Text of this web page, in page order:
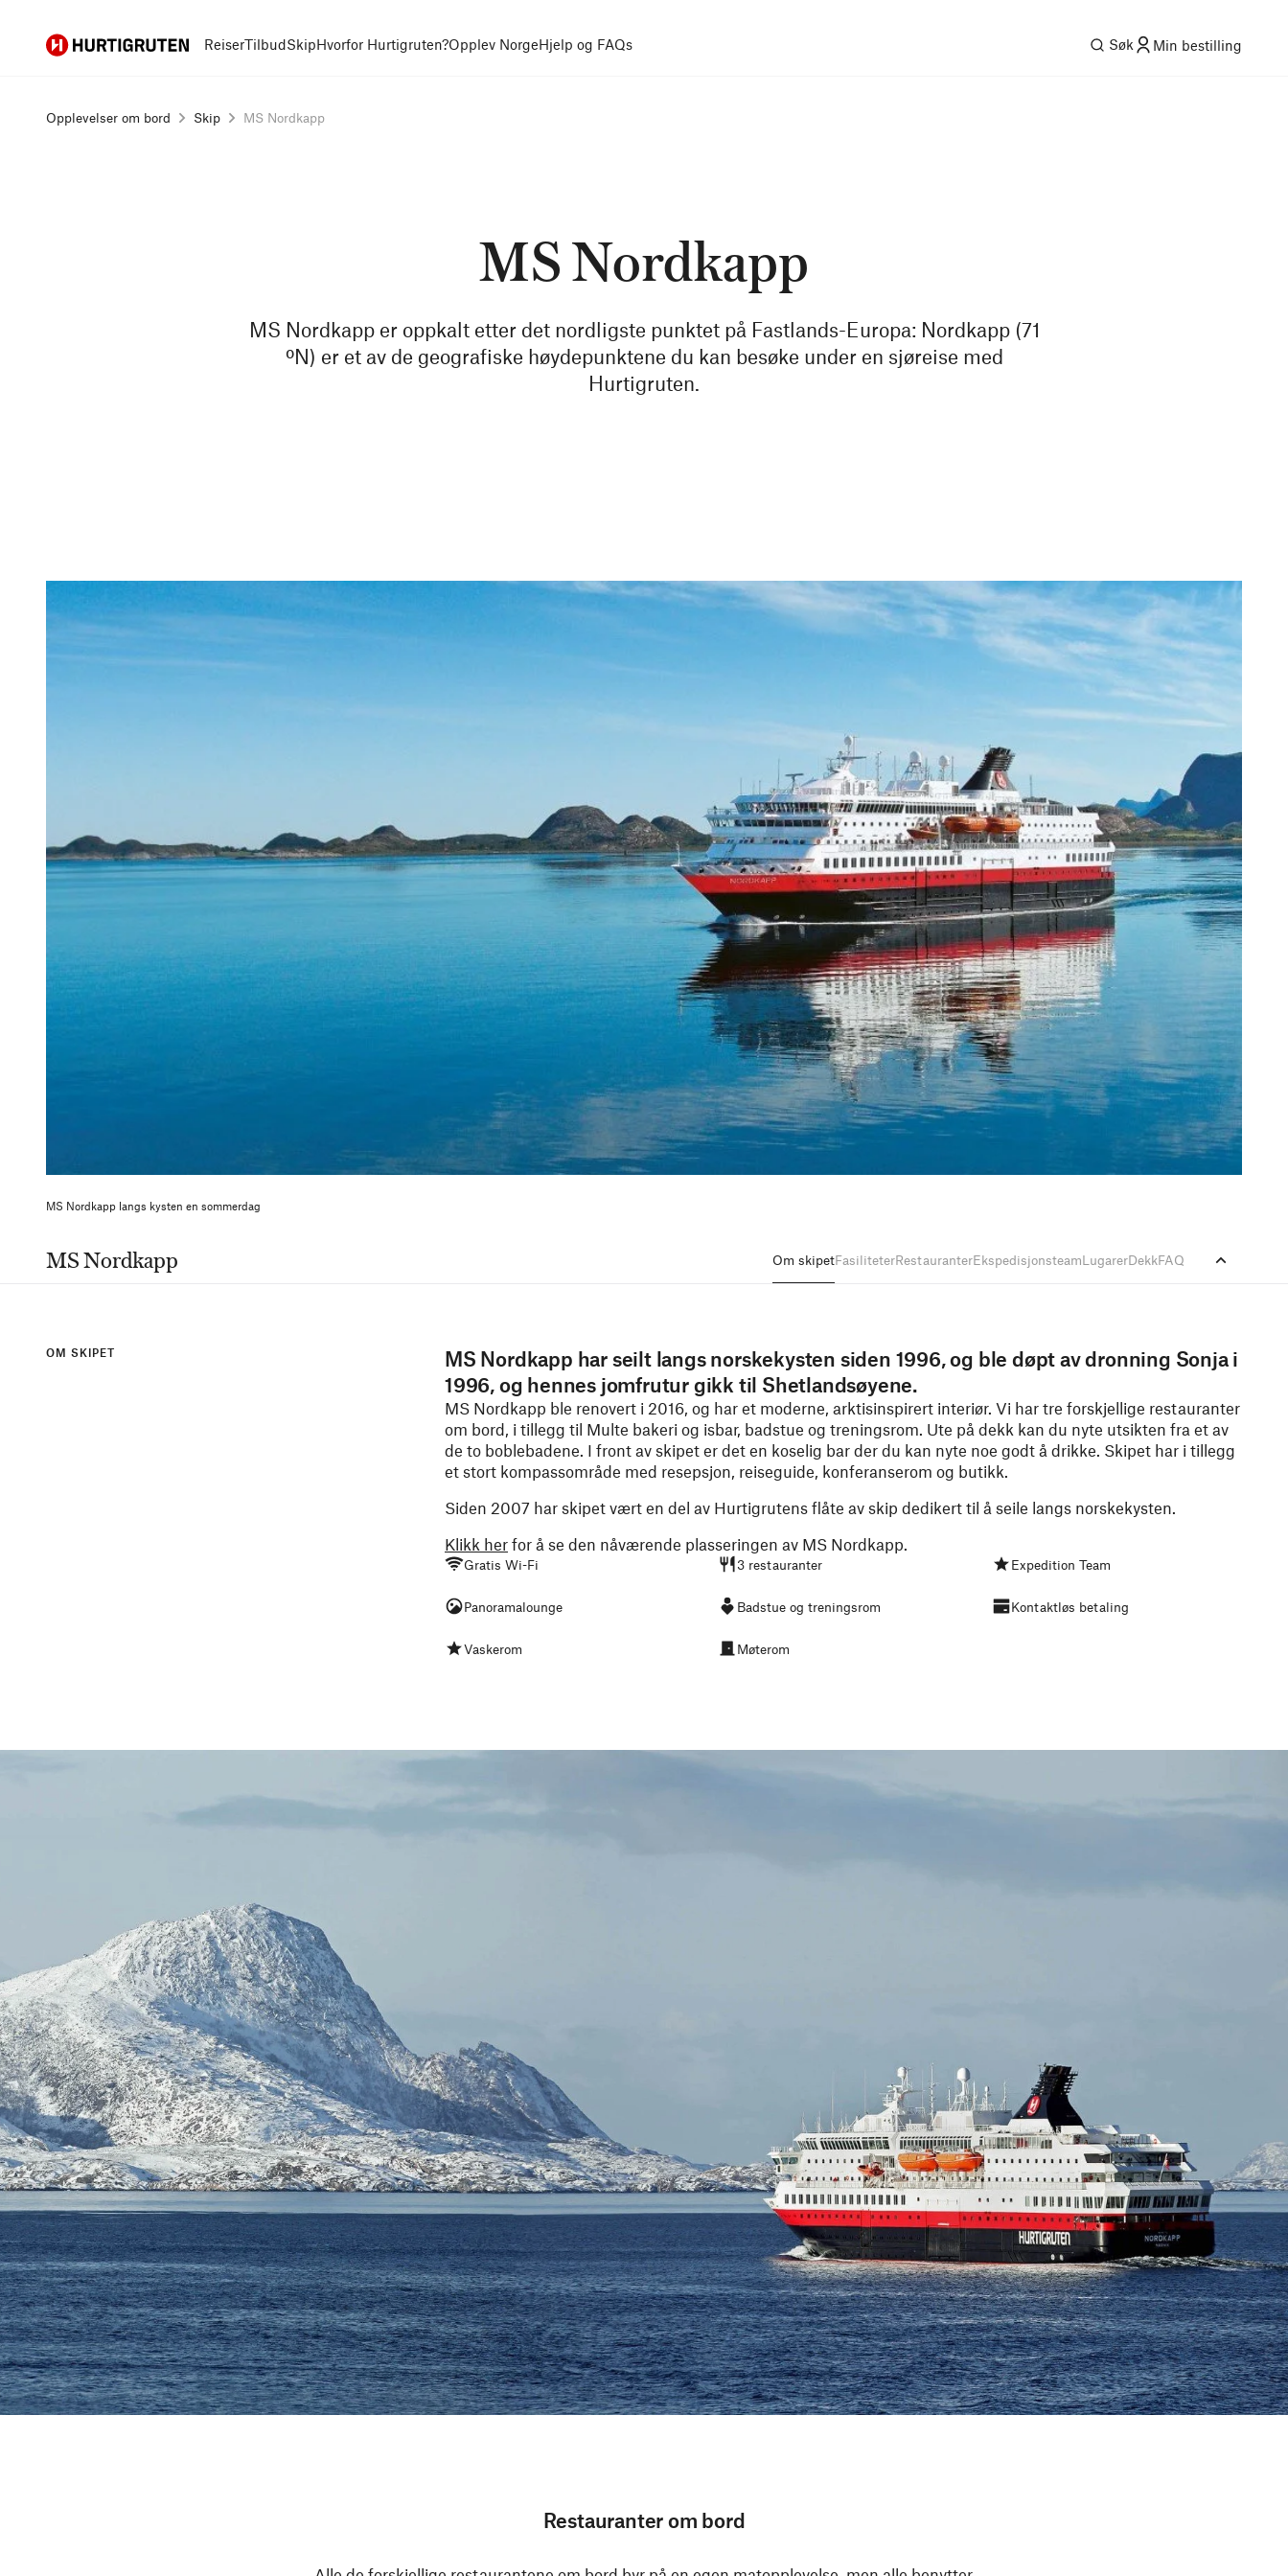
Hurtigruten ReiserTilbudSkipHvorfor Hurtigruten?Opplev NorgeHjelp og FAQs Søk Min bestilling
Opplevelser om bord Skip MS Nordkapp
MS Nordkapp
MS Nordkapp er oppkalt etter det nordligste punktet på Fastlands-Europa: Nordkapp (71
ºN) er et av de geografiske høydepunktene du kan besøke under en sjøreise med
Hurtigruten.
MS Nordkapp langs kysten en sommerdag
MS Nordkapp Om skipetFasiliteterRestauranterEkspedisjonsteamLugarerDekkFAQ
OM SKIPET
MS Nordkapp har seilt langs norskekysten siden 1996, og ble døpt av dronning Sonja i
1996, og hennes jomfrutur gikk til Shetlandsøyene.
MS Nordkapp ble renovert i 2016, og har et moderne, arktisinspirert interiør. Vi har tre forskjellige restauranter
om bord, i tillegg til Multe bakeri og isbar, badstue og treningsrom. Ute på dekk kan du nyte utsikten fra et av
de to boblebadene. I front av skipet er det en koselig bar der du kan nyte noe godt å drikke. Skipet har i tillegg
et stort kompassområde med resepsjon, reiseguide, konferanserom og butikk.
Siden 2007 har skipet vært en del av Hurtigrutens flåte av skip dedikert til å seile langs norskekysten.
Klikk her for å se den nåværende plasseringen av MS Nordkapp.
Gratis Wi-Fi 3 restauranter Expedition Team
Panoramalounge Badstue og treningsrom Kontaktløs betaling
Vaskerom Møterom
Restauranter om bord